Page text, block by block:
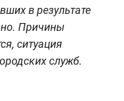
в результате
Причины
ситуация
служб.